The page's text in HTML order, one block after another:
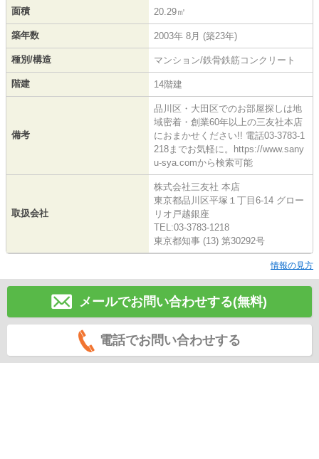
面積 20.29㎡
築年数 2003年 8月 (築23年)
種別/構造 マンション/鉄骨鉄筋コンクリート
階建 14階建
備考
品川区・大田区でのお部屋探しは地
域密着・創業60年以上の三友社本店
におまかせください!! 電話03-3783-1
218までお気軽に。https://www.sany
u-sya.comから検索可能
取扱会社
株式会社三友社 本店
東京都品川区平塚１丁目6-14 グロー
リオ戸越銀座
TEL:03-3783-1218
東京都知事 (13) 第30292号
情報の見方
メールでお問い合わせする(無料)
電話でお問い合わせする